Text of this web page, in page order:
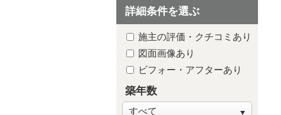
趣味や嗜好を中心に
詳細条件を選ぶ
施主の評価・クチコミあり
図面画像あり
ビフォー・アフターあり
築年数